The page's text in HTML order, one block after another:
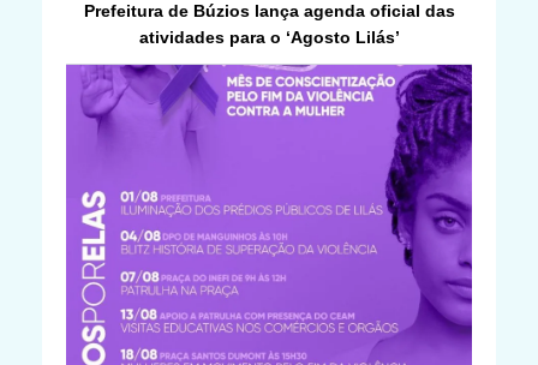
Prefeitura de Búzios lança agenda oficial das
atividades para o ‘Agosto Lilás’